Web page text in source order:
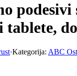
podesivi
tablete,
·Kategorija: ABC